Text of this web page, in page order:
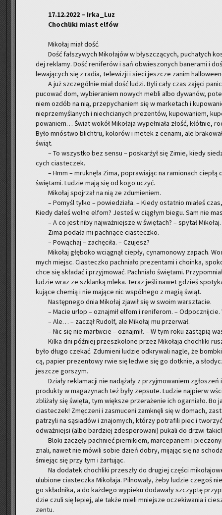
17.12.2022 – Ir­ka­_Luz
Cho­chli­ki miast elfów
Mi­ko­łaj miał dość.
Dość fał­szy­wych Mi­ko­ła­jów w błysz­czą­cych, pu­cha­tych
dej re­kla­my. Dość re­ni­fe­rów i sań ob­wie­szo­nych ba­ne­ra­mi i
le­wa­ją­cych się z radia, te­le­wi­zji i sieci jesz­cze zanim
A już szcze­gól­nie miał dość ludzi. Byli cały czas za­ję­ci
pu­co­wać dom, wy­bie­ra­niem no­wych mebli albo dy­wa­nów,
niem ozdób na nią, prze­py­cha­niem się w mar­ke­tach i
nie­prze­my­śla­nych i nie­chcia­nych pre­zen­tów, ku­po­wa­niem,
po­wa­niem… Świat wokół Mi­ko­ła­ja wy­peł­nia­ła złość,
Było mnó­stwo blich­tru, ko­lo­rów i metek z ce­na­mi, ale
świąt.
– To wszyst­ko bez sensu – po­skar­żył się Zimie, kiedy
cych cia­ste­czek.
– Hmm – mruk­nę­ła Zima, po­pra­wia­jąc na ra­mio­nach
świę­ta­mi. Lu­dzie mają się od kogo uczyć.
Mi­ko­łaj spoj­rzał na nią ze zdu­mie­niem.
– Po­myśl tylko – po­wie­dzia­ła. – Kiedy ostat­nio mia­łeś
Kiedy dałeś wolne elfom? Je­steś w cią­głym biegu. Sam nie
– A co jest niby naj­waż­niej­sze w świę­tach? – spy­tał Mi­ko­łaj.
Zima po­da­ła mi pach­ną­ce cia­stecz­ko.
– Po­wą­chaj – za­chę­ci­ła. – Czu­jesz?
Mi­ko­łaj głę­bo­ko wcią­gnął cie­pły, cy­na­mo­no­wy za­pach.
mych miejsc. Cia­stecz­ko pach­nia­ło pre­zen­ta­mi i cho­in­ka,
chce się skła­dać i przyj­mo­wać. Pach­nia­ło świę­ta­mi.
lu­dzie wraz ze szklan­ką mleka. Teraz jeśli nawet gdzieś
ku­ją­ce che­mią i nie ma­ją­ce nic wspól­ne­go z magią świąt.
Na­stęp­ne­go dnia Mi­ko­łaj zja­wił się w swoim warsz­ta­cie.
– Macie urlop – oznaj­mił elfom i re­ni­fe­rom. –
– Ale… – za­czął Ru­dolf, ale Mi­ko­łaj mu prze­rwał.
– Nic się nie mar­tw­cie – oznaj­mił. – W tym roku za­stą­pią
Kilka dni póź­niej prze­szko­lo­ne przez Mi­ko­ła­ja cho­chli­ki
było długo cze­kać. Zdu­mie­ni lu­dzie od­kry­wa­li nagle, że
cą, pa­pier pre­zen­to­wy rwie się le­d­wie się go do­tknie, a
jesz­cze gor­szym.
Dzia­ły re­kla­ma­cji nie na­dą­ża­ły z przyj­mo­wa­niem
pro­duk­ty w ma­ga­zy­nach też były ze­psu­te. Lu­dzie naj­pierw
zbli­ża­ły się świę­ta, tym więk­sze prze­ra­że­nie ich ogar­nia­ło.
cia­ste­czek! Zmę­cze­ni i za­smu­ce­ni za­mknę­li się w do­mach,
pa­trzy­li na są­sia­dów i zna­jo­mych, któ­rzy po­tra­fi­li piec i
od­waż­niej­si (albo bar­dziej zde­spe­ro­wa­ni) pu­ka­li do drzwi
Bloki za­czę­ły pach­nieć pier­ni­kiem, mar­ce­pa­nem i
znali, nawet nie mó­wi­li sobie dzień dobry, mi­ja­jąc się na
śmie­jąc się przy tym i żar­tu­jąc.
Na do­da­tek cho­chli­ki prze­szły do dru­giej czę­ści
ulu­bio­ne cia­stecz­ka Mi­ko­ła­ja. Pil­no­wa­ły, żeby lu­dzie cze­goś
go skład­ni­ka, a do każ­de­go wy­pie­ku do­da­wa­ły szczyp­tę
dzie czuli się le­piej, ale także mieli mniej­sze ocze­ki­wa­nia i
zen­tu.